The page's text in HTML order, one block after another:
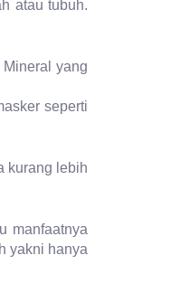
atau tubuh.
yang
seperti
kurang lebih
manfaatnya
yakni hanya